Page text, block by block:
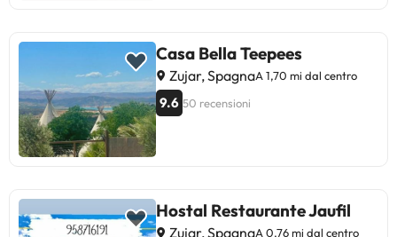
i servizi disponibili anche un
microonde, un piano cottura e un
tostapane, oltre a una macchina da
caffè. Aeropuerto Federico García
gestita da un host privato
Casa Bella Teepees
Zujar, SpagnaA 1,70 mi dal centro
9.6 50 recensioni
Hostal Restaurante Jaufil
Zujar, SpagnaA 0,76 mi dal centro